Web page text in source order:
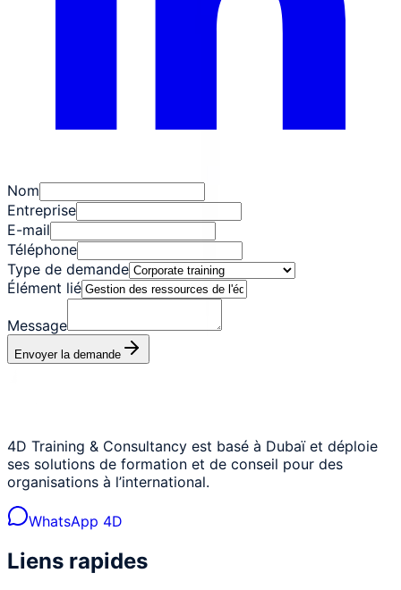
Nom
Entreprise
E-mail
Téléphone
Type de demande
Élément lié
Message
Envoyer la demande
4D Training & Consultancy est basé à Dubaï et déploie
ses solutions de formation et de conseil pour des
organisations à l’international.
WhatsApp 4D
Liens rapides